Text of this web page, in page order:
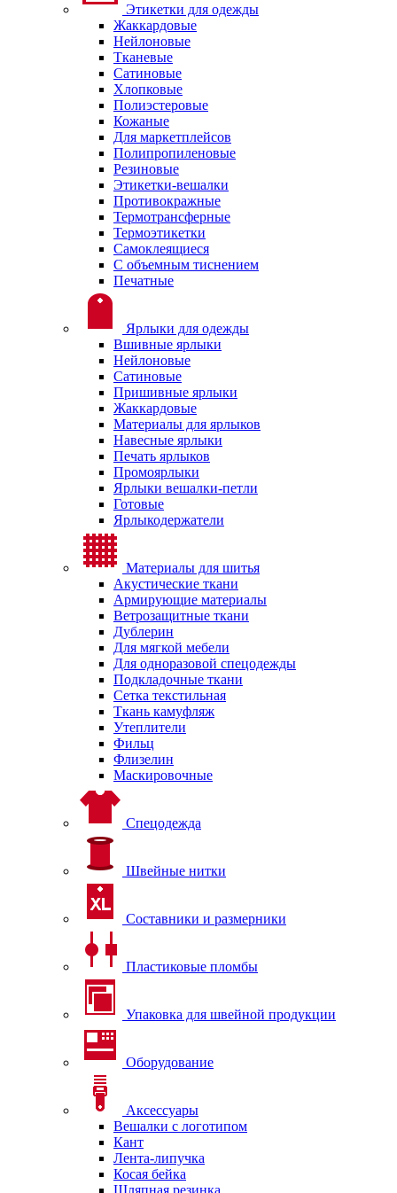
Этикетки для одежды
Жаккардовые
Нейлоновые
Тканевые
Сатиновые
Хлопковые
Полиэстеровые
Кожаные
Для маркетплейсов
Полипропиленовые
Резиновые
Этикетки-вешалки
Противокражные
Термотрансферные
Термоэтикетки
Самоклеящиеся
С объемным тиснением
Печатные
Ярлыки для одежды
Вшивные ярлыки
Нейлоновые
Сатиновые
Пришивные ярлыки
Жаккардовые
Материалы для ярлыков
Навесные ярлыки
Печать ярлыков
Промоярлыки
Ярлыки вешалки-петли
Готовые
Ярлыкодержатели
Материалы для шитья
Акустические ткани
Армирующие материалы
Ветрозащитные ткани
Дублерин
Для мягкой мебели
Для одноразовой спецодежды
Подкладочные ткани
Сетка текстильная
Ткань камуфляж
Утеплители
Фильц
Флизелин
Маскировочные
Спецодежда
Швейные нитки
Составники и размерники
Пластиковые пломбы
Упаковка для швейной продукции
Оборудование
Аксессуары
Вешалки с логотипом
Кант
Лента-липучка
Косая бейка
Шляпная резинка